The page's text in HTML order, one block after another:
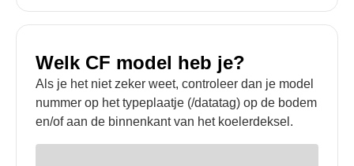
Welk CF model heb je?
Als je het niet zeker weet, controleer dan je model
nummer op het typeplaatje (/datatag) op de bodem
en/of aan de binnenkant van het koelerdeksel.